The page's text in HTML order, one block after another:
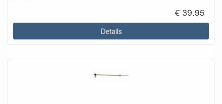
€ 39.95
Details